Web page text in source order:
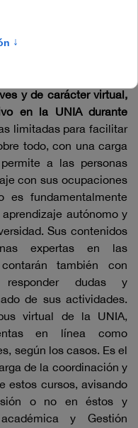
y de carácter virtual,
en la UNIA durante
limitadas para facilitar
todo, con una carga
a las personas
con sus ocupaciones
es fundamentalmente
autónomo y
Sus contenidos
expertas en las
también con
responder dudas y
de sus actividades.
virtual de la UNIA,
en línea como
según los casos. Es el
de la coordinación y
estos cursos, avisando
o no en éstos y
y Gestión